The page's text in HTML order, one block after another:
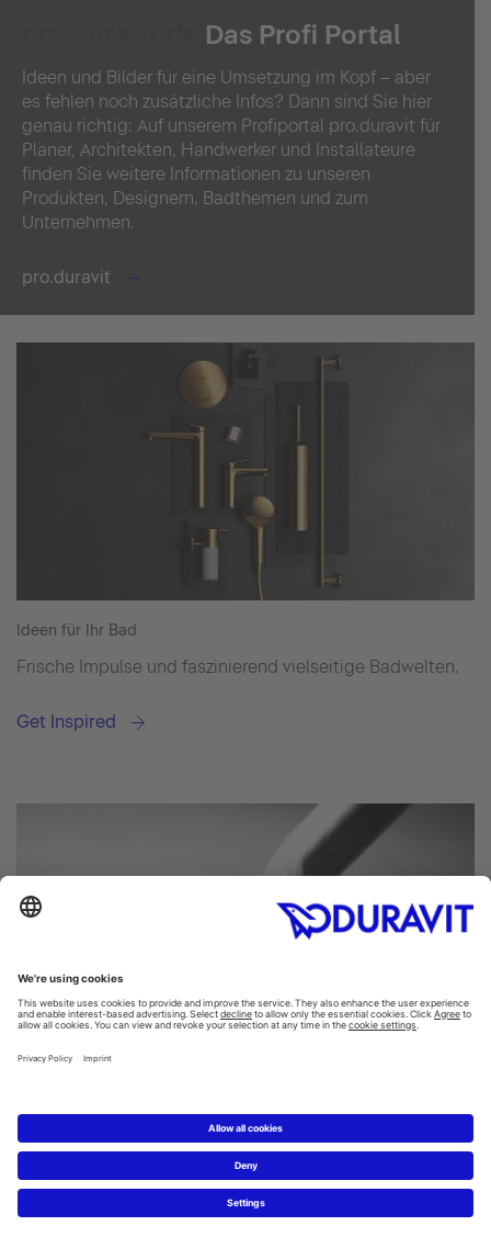
Das Profi Portal
Ideen und Bilder für eine Umsetzung im Kopf – aber
es fehlen noch zusätzliche Infos? Dann sind Sie hier
genau richtig: Auf unserem Profiportal pro.duravit für
Planer, Architekten, Handwerker und Installateure
finden Sie weitere Informationen zu unseren
Produkten, Designern, Badthemen und zum
Unternehmen.
pro.duravit
Ideen für Ihr Bad
Frische Impulse und faszinierend vielseitige Badwelten.
Get Inspired
Mit dem Duravit-Badplaner können Sie Ihre ersten Ideen
zum Traumbad selbst online umsetzen.